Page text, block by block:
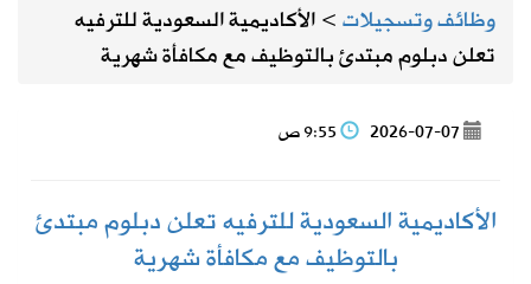
وظائف وتسجيلات>الأكاديمية السعودية للترفيه
تعلن دبلوم مبتدئ بالتوظيف مع مكافأة شهرية
2026-07-07
الأكاديمية السعودية للترفيه تعلن دبلوم مبتدئ
بالتوظيف مع مكافأة شهرية